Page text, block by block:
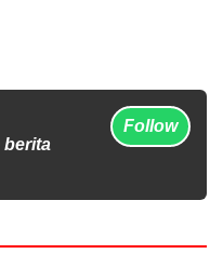
berita
Follow